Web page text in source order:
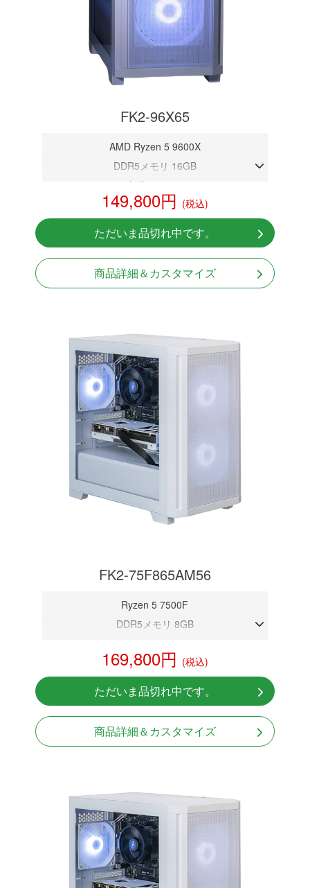
FK2-96X65
AMD Ryzen 5 9600X
DDR5メモリ 16GB
CPU内臓グラフィック
NVMeSSD 1TB
Windows11 Home 64bit
※グラフィックボードは搭載されておりません。
149,800円 (税込)
ただいま品切れ中です。
商品詳細＆カスタマイズ
FK2-75F865AM56
Ryzen 5 7500F
DDR5メモリ 8GB
NVMeSSD 1TB
Windows11 Home 64bit
169,800円 (税込)
ただいま品切れ中です。
商品詳細＆カスタマイズ